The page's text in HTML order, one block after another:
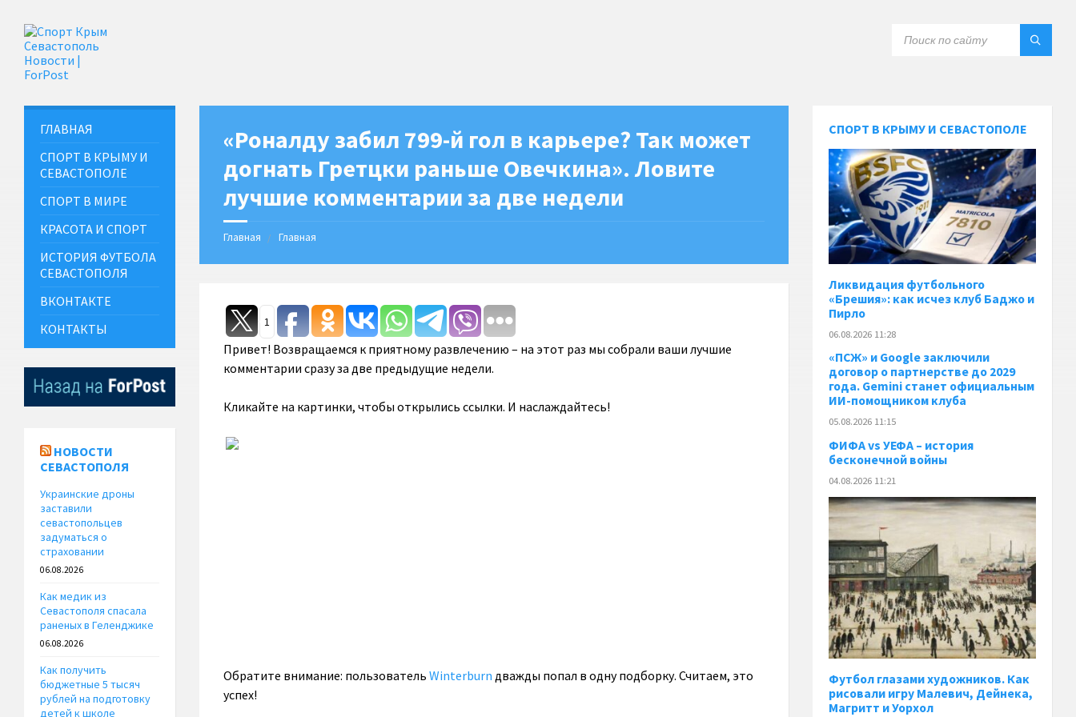
«Роналду забил 799-й гол в карьере? Так может
догнать Гретцки раньше Овечкина». Ловите
лучшие комментарии за две недели
Главная Главная
1
Привет! Возвращаемся к приятному развлечению – на этот раз мы собрали ваши лучшие
комментарии сразу за две предыдущие недели.
Кликайте на картинки, чтобы открылись ссылки. И наслаждайтесь!
Обратите внимание: пользователь Winterburn дважды попал в одну подборку. Считаем, это
успех!
ГЛАВНАЯ
СПОРТ В КРЫМУ И
СЕВАСТОПОЛЕ
СПОРТ В МИРЕ
КРАСОТА И СПОРТ
ИСТОРИЯ ФУТБОЛА
СЕВАСТОПОЛЯ
ВКОНТАКТЕ
КОНТАКТЫ
НОВОСТИ
СЕВАСТОПОЛЯ
Украинские дроны
заставили
севастопольцев
задуматься о
страховании
06.08.2026
Как медик из
Севастополя спасала
раненых в Геленджике
06.08.2026
Как получить
бюджетные 5 тысяч
рублей на подготовку
детей к школе
СПОРТ В КРЫМУ И СЕВАСТОПОЛЕ
Ликвидация футбольного
«Брешия»: как исчез клуб Баджо и
Пирло
06.08.2026 11:28
«ПСЖ» и Google заключили
договор о партнерстве до 2029
года. Gemini станет официальным
ИИ-помощником клуба
05.08.2026 11:15
ФИФА vs УЕФА – история
бесконечной войны
04.08.2026 11:21
Футбол глазами художников. Как
рисовали игру Малевич, Дейнека,
Магритт и Уорхол